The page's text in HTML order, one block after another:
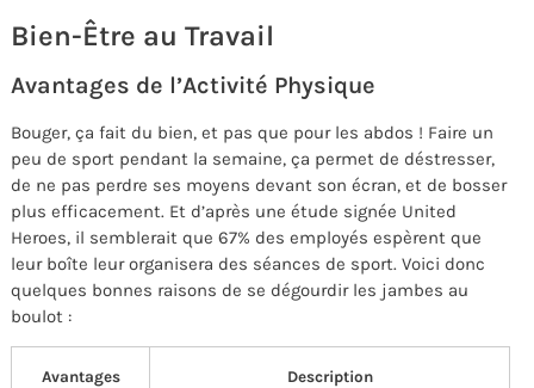
Bien-Être au Travail
Avantages de l’Activité Physique
Bouger, ça fait du bien, et pas que pour les abdos ! Faire un
peu de sport pendant la semaine, ça permet de déstresser,
de ne pas perdre ses moyens devant son écran, et de bosser
plus efficacement. Et d’après une étude signée United
Heroes, il semblerait que 67% des employés espèrent que
leur boîte leur organisera des séances de sport. Voici donc
quelques bonnes raisons de se dégourdir les jambes au
boulot :
Avantages Description